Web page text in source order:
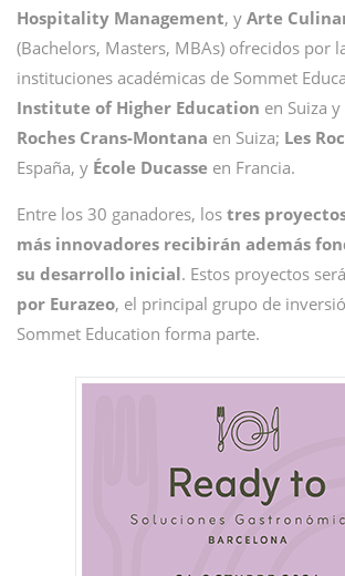
Hospitality Management, y Arte
(Bachelors, Masters, MBAs) ofrecidos por
instituciones académicas de Sommet
Institute of Higher Education en Suiza
Roches Crans-Montana en Suiza; Les
España, y École Ducasse en Francia.
Entre los 30 ganadores, los tres
más innovadores recibirán además
su desarrollo inicial. Estos proyectos
por Eurazeo, el principal grupo de
Sommet Education forma parte.